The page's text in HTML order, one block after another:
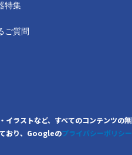
特集
ご質問
トなど、すべてのコンテンツの無
おり、Googleのプライバシーポリシー